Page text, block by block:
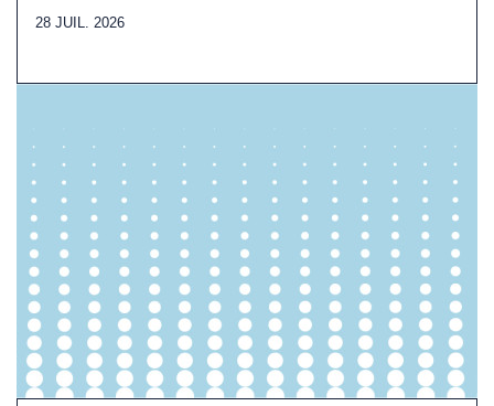
28 JUIL. 2026